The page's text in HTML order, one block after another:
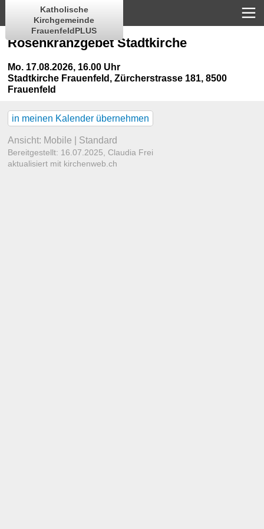
Katholische
Kirchgemeinde
FrauenfeldPLUS
Rosenkranzgebet Stadtkirche
Mo. 17.08.2026, 16.00 Uhr
Stadtkirche Frauenfeld ,Zürcherstrasse 181, 8500
Frauenfeld
in meinen Kalender übernehmen
Ansicht: Mobile Standard
Bereitgestellt: 16.07.2025, Claudia Frei
aktualisiert mit kirchenweb.ch